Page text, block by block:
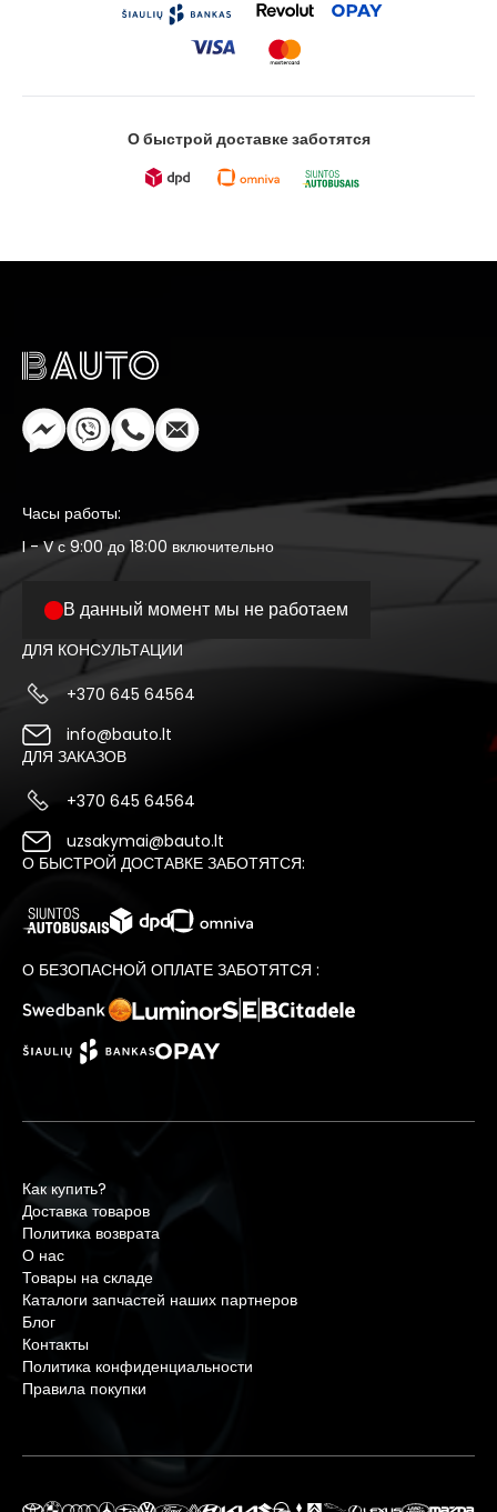
О быстрой доставке заботятся
Часы работы:
I - V с 9:00 до 18:00 включительно
В данный момент мы не работаем
ДЛЯ КОНСУЛЬТАЦИИ
+370 645 64564
info@bauto.lt
ДЛЯ ЗАКАЗОВ
+370 645 64564
uzsakymai@bauto.lt
О БЫСТРОЙ ДОСТАВКЕ ЗАБОТЯТСЯ:
О БЕЗОПАСНОЙ ОПЛАТЕ ЗАБОТЯТСЯ :
Как купить?
Доставка товаров
Политика возврата
О нас
Товары на складе
Каталоги запчастей наших партнеров
Блог
Контакты
Политика конфиденциальности
Правила покупки